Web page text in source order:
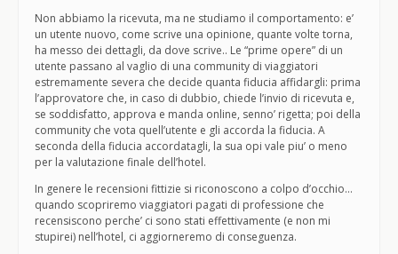
Non abbiamo la ricevuta, ma ne studiamo il comportamento: e’
un utente nuovo, come scrive una opinione, quante volte torna,
ha messo dei dettagli, da dove scrive.. Le “prime opere” di un
utente passano al vaglio di una community di viaggiatori
estremamente severa che decide quanta fiducia affidargli: prima
l’approvatore che, in caso di dubbio, chiede l’invio di ricevuta e,
se soddisfatto, approva e manda online, senno’ rigetta; poi della
community che vota quell’utente e gli accorda la fiducia. A
seconda della fiducia accordatagli, la sua opi vale piu’ o meno
per la valutazione finale dell’hotel.
In genere le recensioni fittizie si riconoscono a colpo d’occhio…
quando scopriremo viaggiatori pagati di professione che
recensiscono perche’ ci sono stati effettivamente (e non mi
stupirei) nell’hotel, ci aggiorneremo di conseguenza.